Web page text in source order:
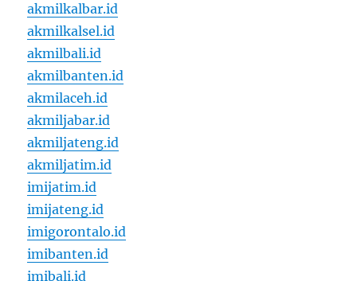
akmilkalbar.id
akmilkalsel.id
akmilbali.id
akmilbanten.id
akmilaceh.id
akmiljabar.id
akmiljateng.id
akmiljatim.id
imijatim.id
imijateng.id
imigorontalo.id
imibanten.id
imibali.id